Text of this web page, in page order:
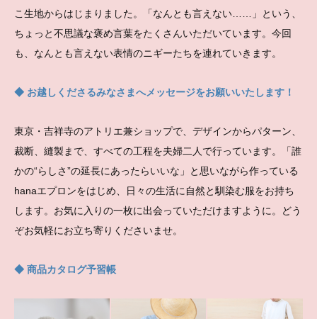
こ生地からはじまりました。「なんとも言えない……」という、
ちょっと不思議な褒め言葉をたくさんいただいています。今回
も、なんとも言えない表情のニギーたちを連れていきます。
◆ お越しくださるみなさまへメッセージをお願いいたします！
東京・吉祥寺のアトリエ兼ショップで、デザインからパターン、
裁断、縫製まで、すべての工程を夫婦二人で行っています。「誰
かの“らしさ”の延長にあったらいいな」と思いながら作っている
hanaエプロンをはじめ、日々の生活に自然と馴染む服をお持ち
します。お気に入りの一枚に出会っていただけますように。どう
ぞお気軽にお立ち寄りくださいませ。
◆ 商品カタログ予習帳